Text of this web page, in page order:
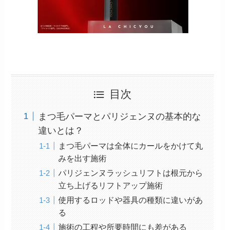
目次
まつ毛パーマとパリジェンヌの基本的な
違いとは？
まつ毛パーマは全体にカールをかけて丸
みを出す施術
パリジェンヌラッシュリフトは根元から
立ち上げるリフトアップ施術
使用するロッドや器具の種類に違いがあ
る
施術の工程や所要時間にも差がある